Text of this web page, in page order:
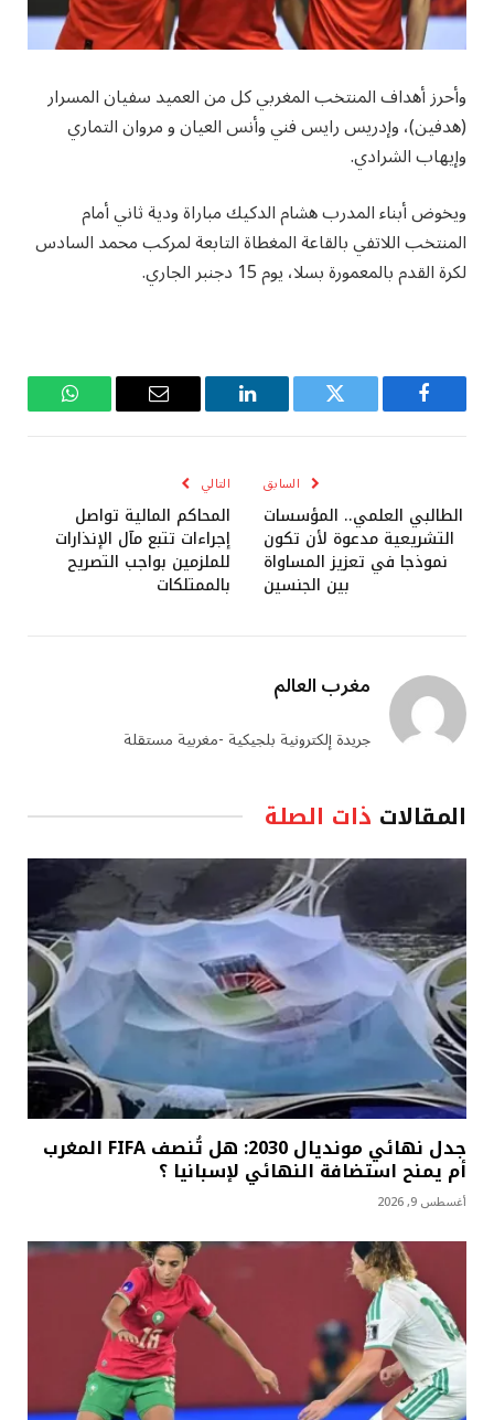
وأحرز أهداف المنتخب المغربي كل من العميد سفيان المسرار
(هدفين)، وإدريس رايس فني وأنس العيان و مروان التماري
وإيهاب الشرادي.
ويخوض أبناء المدرب هشام الدكيك مباراة ودية ثاني أمام
المنتخب اللاتفي بالقاعة المغطاة التابعة لمركب محمد السادس
لكرة القدم بالمعمورة بسلا، يوم 15 دجنبر الجاري.
فيسبوك تويتر لينكدإن
البريد
واتساب
السابق
الطالبي العلمي.. المؤسسات
التشريعية مدعوة لأن تكون
نموذجا في تعزيز المساواة
بين الجنسين
التالي
المحاكم المالية تواصل
إجراءات تتبع مآل الإنذارات
للملزمين بواجب التصريح
بالممتلكات
مغرب العالم
جريدة إلكترونية بلجيكية -مغربية مستقلة
المقالات ذات الصلة
جدل نهائي مونديال 2030: هل تُنصف FIFA المغرب
أم يمنح استضافة النهائي لإسبانيا ؟
أغسطس 9, 2026